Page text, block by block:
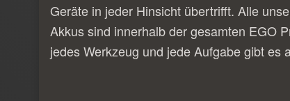
Geräte in jeder Hinsicht übertrifft. Alle
Akkus sind innerhalb der gesamten EGO
jedes Werkzeug und jede Aufgabe gibt es